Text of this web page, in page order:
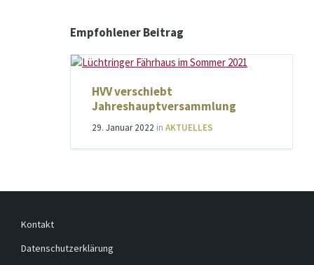
Empfohlener Beitrag
HVV verschiebt
Jahreshauptversammlung
29. Januar 2022 in AKTUELLES
Kontakt
Datenschutzerklärung